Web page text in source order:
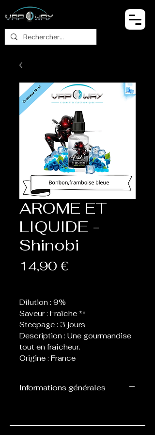
AROME ET
LIQUIDE -
Shinobi
14,90 €
Dilution : 9%
Saveur : Fraîche **
Steepage : 3 jours
Description : Une gourmandise
tout en fraîcheur.
Origine : France
Informations générales